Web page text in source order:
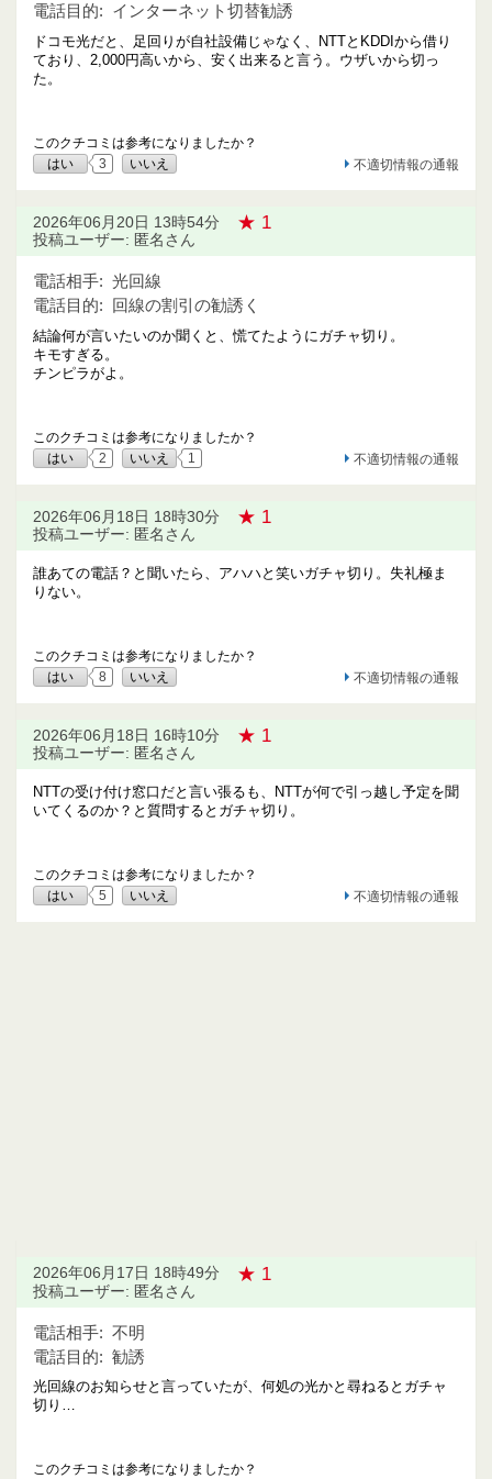
電話目的: インターネット切替勧誘
ドコモ光だと、足回りが自社設備じゃなく、NTTとKDDIから借り
ており、2,000円高いから、安く出来ると言う。ウザいから切っ
た。
このクチコミは参考になりましたか？
はい
3 いいえ 不適切情報の通報
2026年06月20日 13時54分 ★ 1
投稿ユーザー: 匿名さん
電話相手: 光回線
電話目的: 回線の割引の勧誘く
結論何が言いたいのか聞くと、慌てたようにガチャ切り。
キモすぎる。
チンピラがよ。
このクチコミは参考になりましたか？
はい
2 いいえ 1 不適切情報の通報
2026年06月18日 18時30分 ★ 1
投稿ユーザー: 匿名さん
誰あての電話？と聞いたら、アハハと笑いガチャ切り。失礼極ま
りない。
このクチコミは参考になりましたか？
はい
8 いいえ 不適切情報の通報
2026年06月18日 16時10分 ★ 1
投稿ユーザー: 匿名さん
NTTの受け付け窓口だと言い張るも、NTTが何で引っ越し予定を聞
いてくるのか？と質問するとガチャ切り。
このクチコミは参考になりましたか？
はい
5 いいえ 不適切情報の通報
2026年06月17日 18時49分 ★ 1
投稿ユーザー: 匿名さん
電話相手: 不明
電話目的: 勧誘
光回線のお知らせと言っていたが、何処の光かと尋ねるとガチャ
切り…
このクチコミは参考になりましたか？